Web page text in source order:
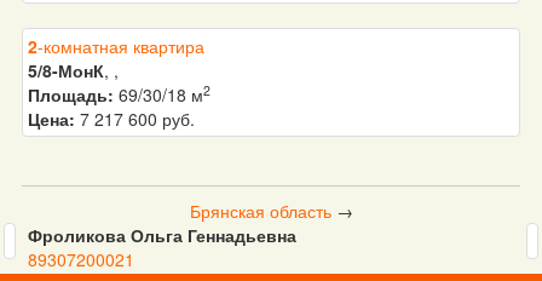
2-комнатная квартира
5/8-МонК, ,
Площадь: 69/30/18 м2
Цена: 7 217 600 руб.
Брянская область→
Фроликова Ольга Геннадьевна
89307200021